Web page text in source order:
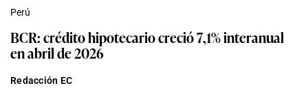
Perú
BCR: crédito hipotecario creció 7,1% interanual
en abril de 2026
Redacción EC